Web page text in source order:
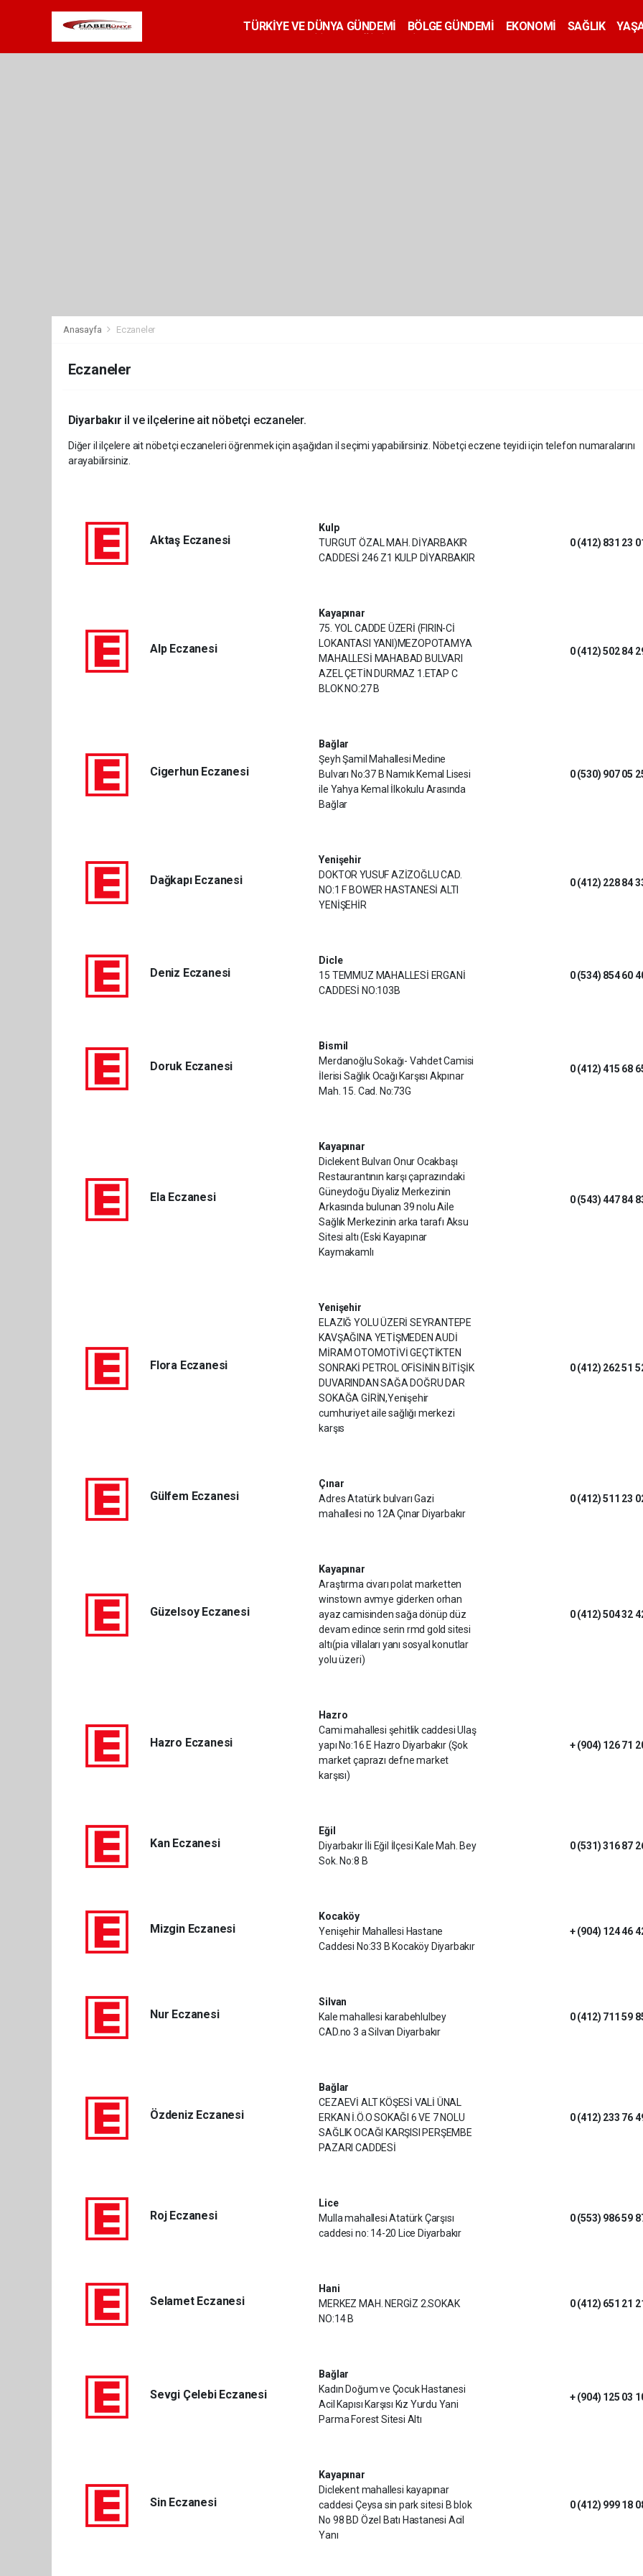
TÜRKİYE VE DÜNYA GÜNDEMİ BÖLGE GÜNDEMİ EKONOMİ SAĞLIK
Anasayfa Eczaneler
Eczaneler
Diyarbakır il ve ilçelerine ait nöbetçi eczaneler.
Diğer il ilçelere ait nöbetçi eczaneleri öğrenmek için aşağıdan il seçimi yapabilirsiniz. Nöbetçi eczene teyidi için telefon numaralarını
arayabilirsiniz.
Aktaş Eczanesi
Kulp
TURGUT ÖZAL MAH. DİYARBAKIR
CADDESİ 246 Z1 KULP DİYARBAKIR
0 (412) 831 23
Alp Eczanesi
Kayapınar
75. YOL CADDE ÜZERİ (FIRIN-Cİ
LOKANTASI YANI)MEZOPOTAMYA
MAHALLESİ MAHABAD BULVARI
AZEL ÇETİN DURMAZ 1.ETAP C
BLOK NO:27 B
0 (412) 502 84
Cigerhun Eczanesi
Bağlar
Şeyh Şamil Mahallesi Medine
Bulvarı No:37 B Namık Kemal Lisesi
ile Yahya Kemal İlkokulu Arasında
Bağlar
0 (530) 907 05
Dağkapı Eczanesi
Yenişehir
DOKTOR YUSUF AZİZOĞLU CAD.
NO:1 F BOWER HASTANESİ ALTI
YENİŞEHİR
0 (412) 228 84
Deniz Eczanesi
Dicle
15 TEMMUZ MAHALLESİ ERGANİ
CADDESİ NO:103B
0 (534) 854 60
Doruk Eczanesi
Bismil
Merdanoğlu Sokağı- Vahdet Camisi
İlerisi Sağlık Ocağı Karşısı Akpınar
Mah. 15. Cad. No:73G
0 (412) 415 68
Ela Eczanesi
Kayapınar
Diclekent Bulvarı Onur Ocakbaşı
Restaurantının karşı çaprazındaki
Güneydoğu Diyaliz Merkezinin
Arkasında bulunan 39 nolu Aile
Sağlık Merkezinin arka tarafı Aksu
Sitesi altı (Eski Kayapınar
Kaymakamlı
0 (543) 447 84
Flora Eczanesi
Yenişehir
ELAZIĞ YOLU ÜZERİ SEYRANTEPE
KAVŞAĞINA YETİŞMEDEN AUDİ
MİRAM OTOMOTİVİ GEÇTİKTEN
SONRAKİ PETROL OFİSİNİN BİTİŞİK
DUVARINDAN SAĞA DOĞRU DAR
SOKAĞA GİRİN,Yenişehir
cumhuriyet aile sağlığı merkezi
karşıs
0 (412) 262 51
Gülfem Eczanesi
Çınar
Adres Atatürk bulvarı Gazi
mahallesi no 12A Çınar Diyarbakır
0 (412) 511 23
Güzelsoy Eczanesi
Kayapınar
Araştırma civarı polat marketten
winstown avmye giderken orhan
ayaz camisinden sağa dönüp düz
devam edince serin rmd gold sitesi
altı(pia villaları yanı sosyal konutlar
yolu üzeri)
0 (412) 504 32
Hazro Eczanesi
Hazro
Cami mahallesi şehitlik caddesi Ulaş
yapı No:16 E Hazro Diyarbakır (Şok
market çaprazı defne market
karşısı)
+ (904) 126 71
Kan Eczanesi
Eğil
Diyarbakır İli Eğil İlçesi Kale Mah. Bey
Sok. No:8 B
0 (531) 316 87
Mizgin Eczanesi
Kocaköy
Yenişehir Mahallesi Hastane
Caddesi No:33 B Kocaköy Diyarbakır
+ (904) 124 46
Nur Eczanesi
Silvan
Kale mahallesi karabehlulbey
CAD.no 3 a Silvan Diyarbakır
0 (412) 711 59
Özdeniz Eczanesi
Bağlar
CEZAEVİ ALT KÖŞESİ VALİ ÜNAL
ERKAN İ.Ö.O SOKAĞI 6 VE 7 NOLU
SAĞLIK OCAĞI KARŞISI PERŞEMBE
PAZARI CADDESİ
0 (412) 233 76
Roj Eczanesi
Lice
Mulla mahallesi Atatürk Çarşısı
caddesi no: 14-20 Lice Diyarbakır
0 (553) 986 59
Selamet Eczanesi
Hani
MERKEZ MAH. NERGİZ 2.SOKAK
NO:14 B
0 (412) 651 21
Sevgi Çelebi Eczanesi
Bağlar
Kadın Doğum ve Çocuk Hastanesi
Acil Kapısı Karşısı Kız Yurdu Yani
Parma Forest Sitesi Altı
+ (904) 125 03
Sin Eczanesi
Kayapınar
Diclekent mahallesi kayapınar
caddesi Çeysa sin park sitesi B blok
No 98 BD Özel Batı Hastanesi Acil
Yanı
0 (412) 999 18